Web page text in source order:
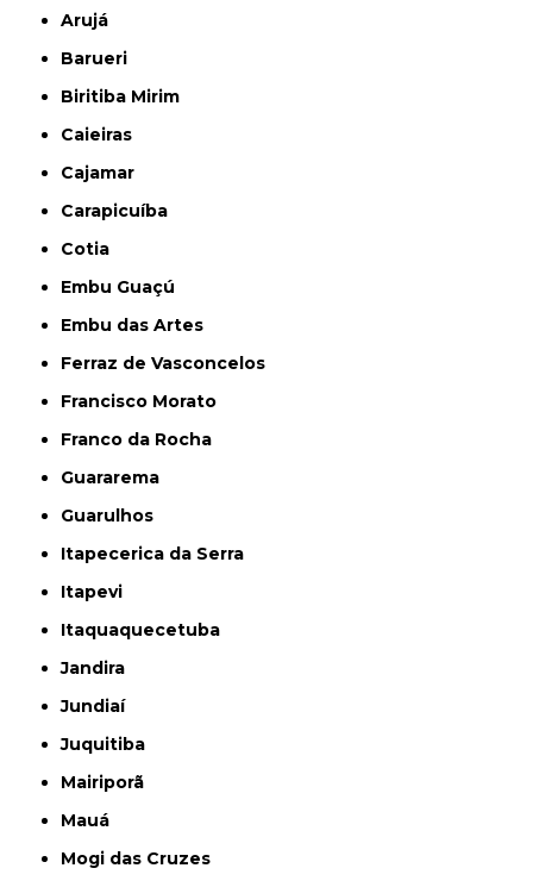
Arujá
Barueri
Biritiba Mirim
Caieiras
Cajamar
Carapicuíba
Cotia
Embu Guaçú
Embu das Artes
Ferraz de Vasconcelos
Francisco Morato
Franco da Rocha
Guararema
Guarulhos
Itapecerica da Serra
Itapevi
Itaquaquecetuba
Jandira
Jundiaí
Juquitiba
Mairiporã
Mauá
Mogi das Cruzes